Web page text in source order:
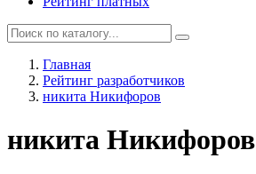
Главная
Рейтинг разработчиков
никита Никифоров
никита Никифоров